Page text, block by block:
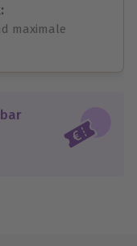
maximale
einlösbar.